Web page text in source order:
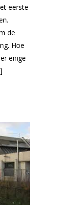
eerste
de
Hoe
enige